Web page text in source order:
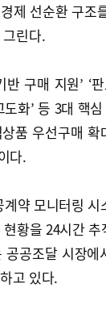
제 선순환 구조
린다.
반 구매 지원’ ‘
도화’ 등 3대 핵
품 우선구매
다.
계약 모니터링
황을 24시간
공공조달 시장
고 있다.